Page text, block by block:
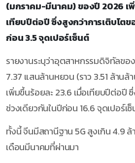
(มกราคม-มีนาคม) ของปี 2026 เ
เทียบปีต่อปี ซึ่งสูงกว่าการเติบโต
ก่อน 3.5 จุดเปอร์เซ็นต์
รายงานระบุว่าอุตสาหกรรมดิจิทัลขอ
7.37 แสนล้านหยวน (ราว 3.51 ล้านล้
เพิ่มขึ้นร้อยละ 23.6 เมื่อเทียบปีต่อปี
ช่วงเดียวกันในปีก่อน 16.6 จุดเปอร์เ
ทั้งนี้ จีนมีสถานีฐาน 5G สูงเกิน 4.9
เดือนมีนาคมที่ผ่านมา